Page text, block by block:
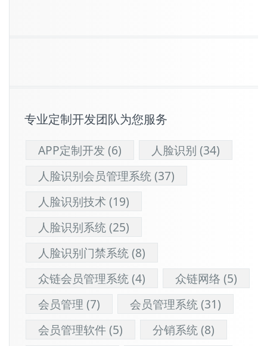
专业定制开发团队为您服务
APP定制开发 (6) 人脸识别 (34)
人脸识别会员管理系统(37)
人脸识别技术(19)
人脸识别系统(25)
人脸识别门禁系统(8)
众链会员管理系统(4) 众链网络 (5)
会员管理 (7) 会员管理系统(31)
会员管理软件(5) 分销系统(8)